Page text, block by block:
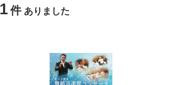
1件 ありました